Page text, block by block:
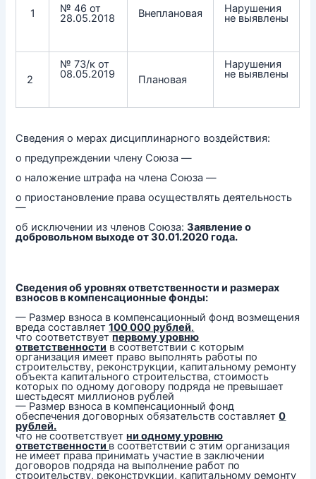
1 № 46 от
28.05.2018 Внеплановая Нарушения
не выявлены
2
№ 73/к от
08.05.2019 Плановая
Нарушения
не выявлены
Сведения о мерах дисциплинарного воздействия:
о предупреждении члену Союза —
о наложение штрафа на члена Союза —
о приостановление права осуществлять деятельность
—
об исключении из членов Союза:Заявление о
добровольном выходе от 30.01.2020 года.
Сведения об уровнях ответственности и размерах
взносов в компенсационные фонды:
— Размер взноса в компенсационный фонд возмещения
вреда составляет100 000 рублей.
что соответствуетпервому уровню
ответственности в соответствии с которым
организация имеет право выполнять работы по
строительству, реконструкции, капитальному ремонту
объекта капитального строительства, стоимость
которых по одному договору подряда не превышает
шестьдесят миллионов рублей
— Размер взноса в компенсационный фонд
обеспечения договорных обязательств составляет0
рублей.
что не соответствуетни одному уровню
ответственностив соответствии с этим организация
не имеет права принимать участие в заключении
договоров подряда на выполнение работ по
строительству, реконструкции, капитальному ремонту